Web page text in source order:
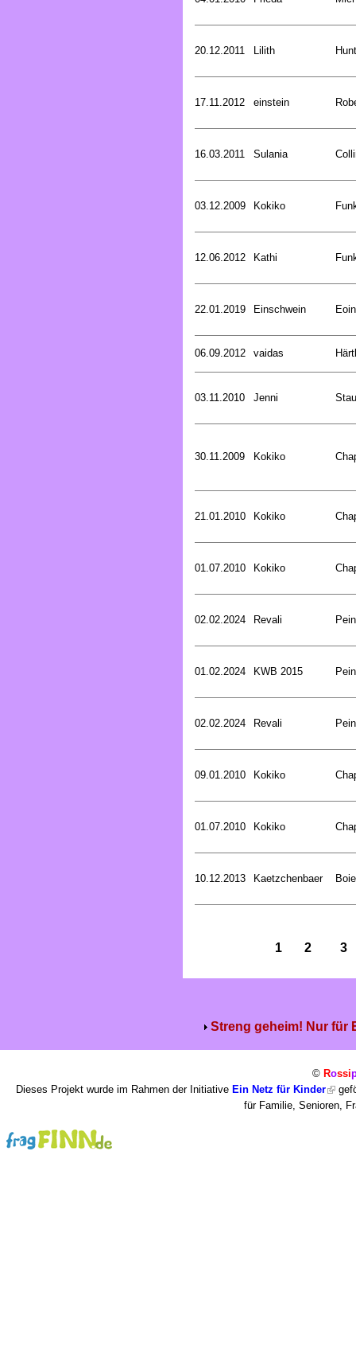
20.12.2011 Lilith
17.11.2012 einstein
16.03.2011 Sulania
03.12.2009 Kokiko
12.06.2012 Kathi
22.01.2019 Einschwein
06.09.2012 vaidas
03.11.2010 Jenni
30.11.2009 Kokiko
21.01.2010 Kokiko
01.07.2010 Kokiko
02.02.2024 Revali
01.02.2024 KWB 2015
02.02.2024 Revali
09.01.2010 Kokiko
01.07.2010 Kokiko
10.12.2013 Kaetzchenbaer
1 2 3
Streng geheim! Nur für
© Rossi
Dieses Projekt wurde im Rahmen der Initiative Ein Netz für Kinder
für Familie, Senioren,